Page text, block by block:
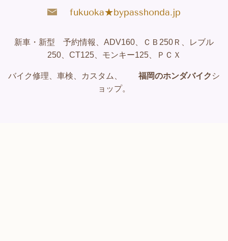
fukuoka★bypasshonda.jp
新車・新型 予約情報、ADV160、ＣＢ250Ｒ、レブル
250、CT125、モンキー125、ＰＣＸ
バイク修理、車検、カスタム、 福岡のホンダバイク シ
ョップ。